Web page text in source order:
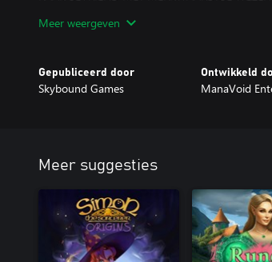
ontmoetingen! Vorm je eigen unieke team om
Breng kleur in een zwart-witte wereld en help
zijn in een verhaal over empathie en groei.
Meer weergeven
Gepubliceerd door
Skybound Games
Ontwikkeld
ManaVoid
Meer suggesties